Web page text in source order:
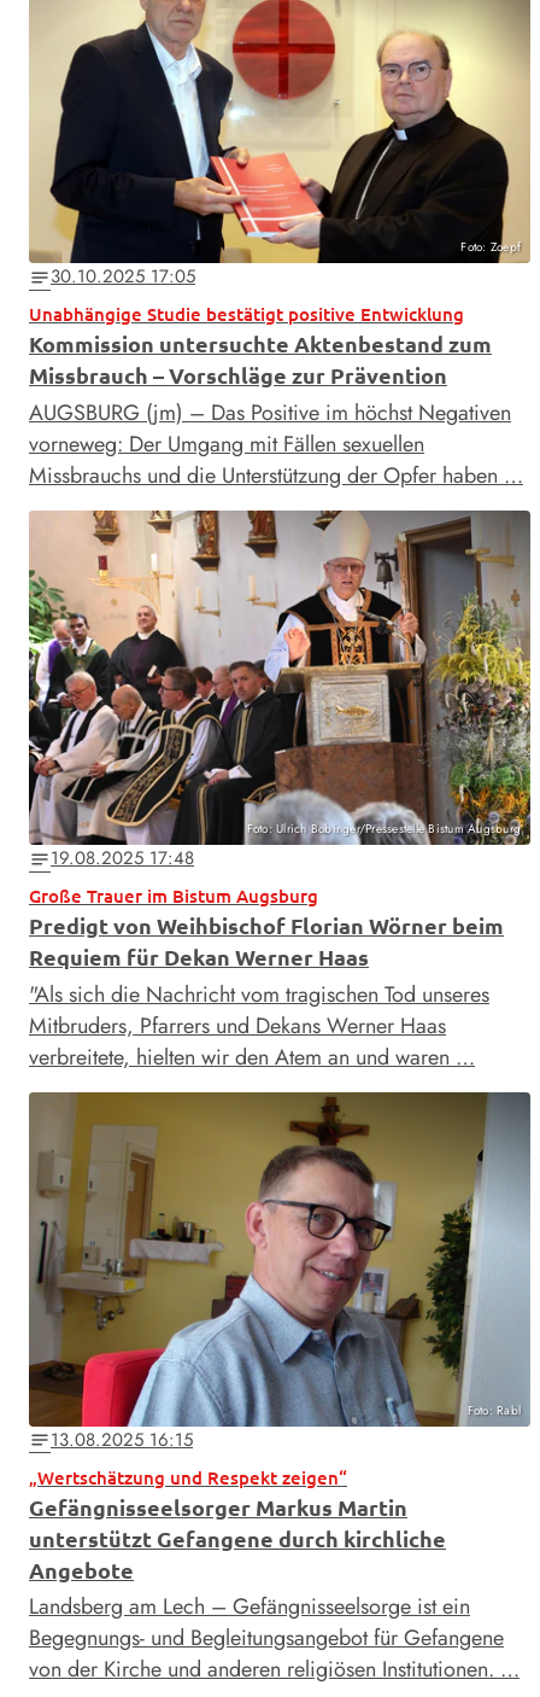
Foto: Zoepf
notes30.10.2025 17:05
Unabhängige Studie bestätigt positive Entwicklung
Kommission untersuchte Aktenbestand zum
Missbrauch – Vorschläge zur Prävention
AUGSBURG (jm) – Das Positive im höchst Negativen
vorneweg: Der Umgang mit Fällen sexuellen
Missbrauchs und die Unterstützung der Opfer haben …
Foto: Ulrich Bobinger/Pressestelle Bistum Augsburg
notes19.08.2025 17:48
Große Trauer im Bistum Augsburg
Predigt von Weihbischof Florian Wörner beim
Requiem für Dekan Werner Haas
"Als sich die Nachricht vom tragischen Tod unseres
Mitbruders, Pfarrers und Dekans Werner Haas
verbreitete, hielten wir den Atem an und waren …
Foto: Rabl
notes13.08.2025 16:15
„Wertschätzung und Respekt zeigen“
Gefängnisseelsorger Markus Martin
unterstützt Gefangene durch kirchliche
Angebote
Landsberg am Lech – Gefängnisseelsorge ist ein
Begegnungs- und Begleitungsangebot für Gefangene
von der Kirche und anderen religiösen Institutionen. …